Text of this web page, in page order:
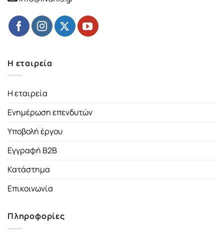
Η εταιρεία
Η εταιρεία
Ενημέρωση επενδυτών
Υποβολή έργου
Εγγραφή B2B
Κατάστημα
Επικοινωνία
Πληροφορίες